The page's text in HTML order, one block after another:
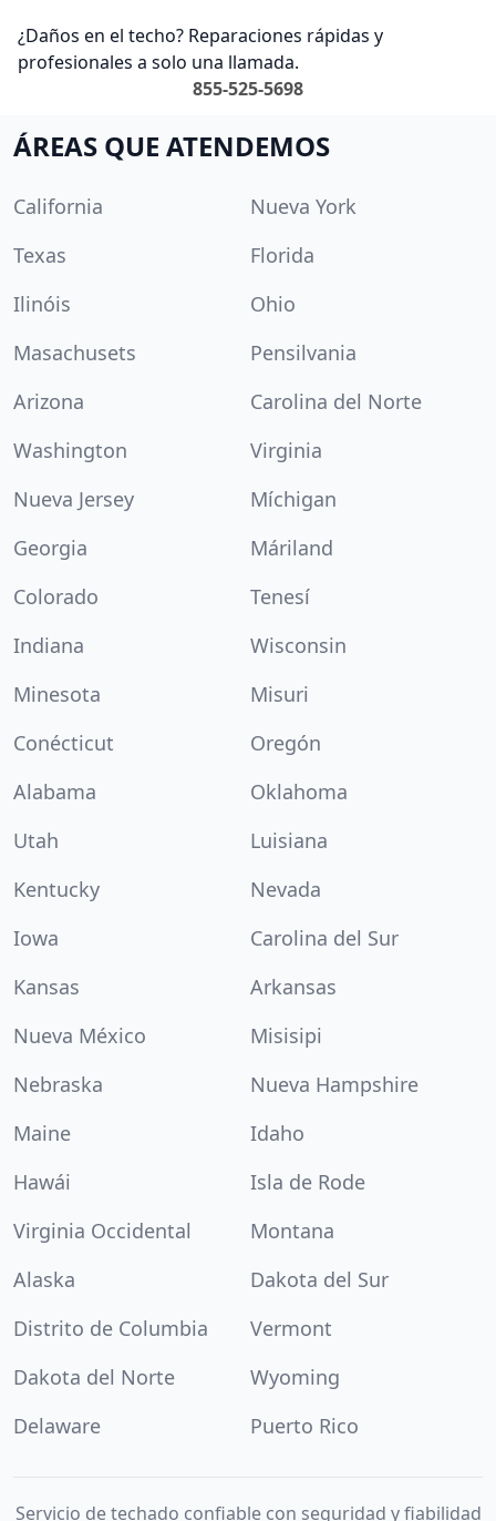
¿Daños en el techo? Reparaciones rápidas y
profesionales a solo una llamada.
855-525-5698
ÁREAS QUE ATENDEMOS
California
Nueva York
Texas
Florida
Ilinóis
Ohio
Masachusets
Pensilvania
Arizona
Carolina del Norte
Washington
Virginia
Nueva Jersey
Míchigan
Georgia
Máriland
Colorado
Tenesí
Indiana
Wisconsin
Minesota
Misuri
Conécticut
Oregón
Alabama
Oklahoma
Utah
Luisiana
Kentucky
Nevada
Iowa
Carolina del Sur
Kansas
Arkansas
Nueva México
Misisipi
Nebraska
Nueva Hampshire
Maine
Idaho
Hawái
Isla de Rode
Virginia Occidental
Montana
Alaska
Dakota del Sur
Distrito de Columbia
Vermont
Dakota del Norte
Wyoming
Delaware
Puerto Rico
Servicio de techado confiable con seguridad y fiabilidad